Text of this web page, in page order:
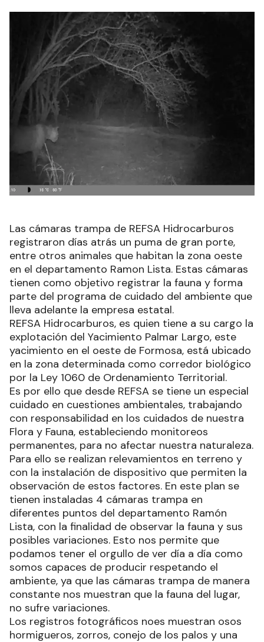
Las cámaras trampa de REFSA Hidrocarburos
registraron días atrás un puma de gran porte,
entre otros animales que habitan la zona oeste
en el departamento Ramon Lista. Estas cámaras
tienen como objetivo registrar la fauna y forma
parte del programa de cuidado del ambiente que
lleva adelante la empresa estatal.
REFSA Hidrocarburos, es quien tiene a su cargo la
explotación del Yacimiento Palmar Largo, este
yacimiento en el oeste de Formosa, está ubicado
en la zona determinada como corredor biológico
por la Ley 1060 de Ordenamiento Territorial.
Es por ello que desde REFSA se tiene un especial
cuidado en cuestiones ambientales, trabajando
con responsabilidad en los cuidados de nuestra
Flora y Fauna, estableciendo monitoreos
permanentes, para no afectar nuestra naturaleza.
Para ello se realizan relevamientos en terreno y
con la instalación de dispositivo que permiten la
observación de estos factores. En este plan se
tienen instaladas 4 cámaras trampa en
diferentes puntos del departamento Ramón
Lista, con la finalidad de observar la fauna y sus
posibles variaciones. Esto nos permite que
podamos tener el orgullo de ver día a día como
somos capaces de producir respetando el
ambiente, ya que las cámaras trampa de manera
constante nos muestran que la fauna del lugar,
no sufre variaciones.
Los registros fotográficos noes muestran osos
hormigueros, zorros, conejo de los palos y una